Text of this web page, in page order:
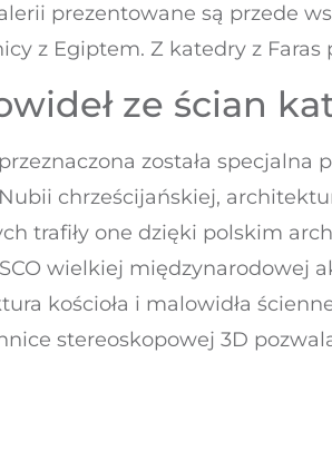
prezentowane są przede
z Egiptem. Z katedry z
ze ścian
została specjalna
chrześcijańskiej,
trafiły one dzięki polskim
wielkiej międzynarodowej
kościoła i malowidła
stereoskopowej 3D